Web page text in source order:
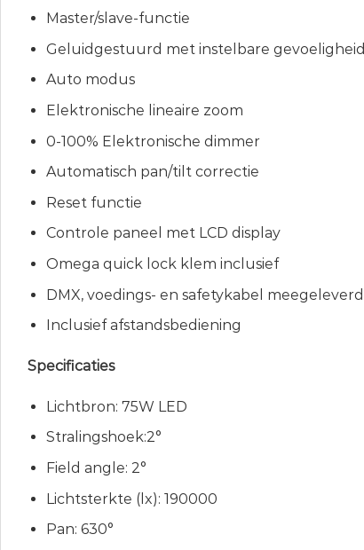
Master/slave-functie
Geluidgestuurd met instelbare gevoeligheid
Auto modus
Elektronische lineaire zoom
0-100% Elektronische dimmer
Automatisch pan/tilt correctie
Reset functie
Controle paneel met LCD display
Omega quick lock klem inclusief
DMX, voedings- en safetykabel meegeleverd
Inclusief afstandsbediening
Specificaties
Lichtbron: 75W LED
Stralingshoek:2°
Field angle: 2°
Lichtsterkte (lx): 190000
Pan: 630°